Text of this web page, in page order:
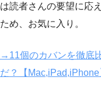
は読者さんの要望に応
ため、お気に入り。
→11個のカバンを徹底
だ？【